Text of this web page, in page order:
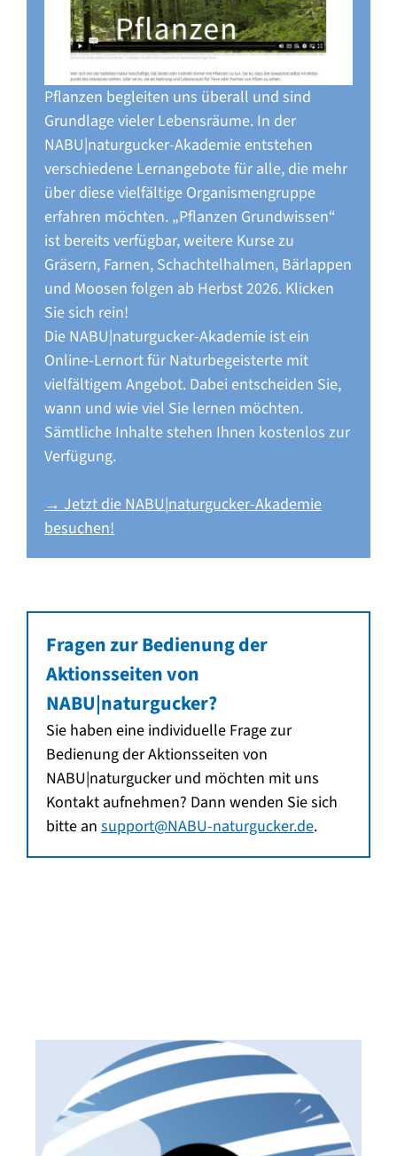
Pflanzen begleiten uns überall und sind
Grundlage vieler Lebensräume. In der
NABU|naturgucker-Akademie entstehen
verschiedene Lernangebote für alle, die mehr
über diese vielfältige Organismengruppe
erfahren möchten. „Pflanzen Grundwissen“
ist bereits verfügbar, weitere Kurse zu
Gräsern, Farnen, Schachtelhalmen, Bärlappen
und Moosen folgen ab Herbst 2026. Klicken
Sie sich rein!
Die NABU|naturgucker-Akademie ist ein
Online-Lernort für Naturbegeisterte mit
vielfältigem Angebot. Dabei entscheiden Sie,
wann und wie viel Sie lernen möchten.
Sämtliche Inhalte stehen Ihnen kostenlos zur
Verfügung.
→ Jetzt die NABU|naturgucker-Akademie
besuchen!
Fragen zur Bedienung der
Aktionsseiten von
NABU|naturgucker?
Sie haben eine individuelle Frage zur
Bedienung der Aktionsseiten von
NABU|naturgucker und möchten mit uns
Kontakt aufnehmen? Dann wenden Sie sich
bitte an support@NABU-naturgucker.de.